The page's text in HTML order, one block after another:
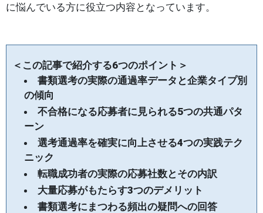
に悩んでいる方に役立つ内容となっています。
＜この記事で紹介する6つのポイント＞
書類選考の実際の通過率データと企業タイプ別
の傾向
不合格になる応募者に見られる5つの共通パタ
ーン
選考通過率を確実に向上させる4つの実践テク
ニック
転職成功者の実際の応募社数とその内訳
大量応募がもたらす3つのデメリット
書類選考にまつわる頻出の疑問への回答